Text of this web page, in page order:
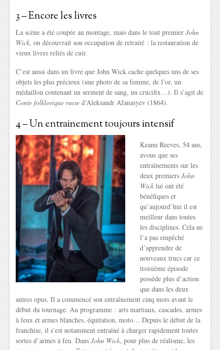
3 – Encore les livres
La scène a été coupée au montage, mais dans le tout premierJohn
Wick, on découvrait son occupation de retraité : la restauration de
vieux livres reliés de cuir.
C’est aussi dans un livre que John Wick cache quelques uns de ses
objets les plus précieux (une photo de sa femme, de l’or, un
médaillon contenant un serment de sang, un crucifix…). Il s’agit de
Conte folklorique russe d’Aleksandr Afanasyev (1864).
4 – Un entrainement toujours intensif
Keanu Reeves, 54 ans,
avoue que ses
entraînements sur les
deux premiersJohn
Wick lui ont été
bénéfiques et
qu’aujourd’hui il est
meilleur dans toutes
les disciplines. Cela ne
l’a pas empêché
d’apprendre de
nouveaux trucs car ce
troisième épisode
possède plus d’action
que dans les deux
autres opus. Il a commencé son entraînement cinq mois avant le
début du tournage. Au programme : arts martiaux, cascades, armes
à feux et armes blanches, équitation, moto… Depuis le début de la
franchise, il s’est notamment entraîné à charger rapidement toutes
sortes d’armes à feu. DansJohn Wick, pour plus de réalisme, les